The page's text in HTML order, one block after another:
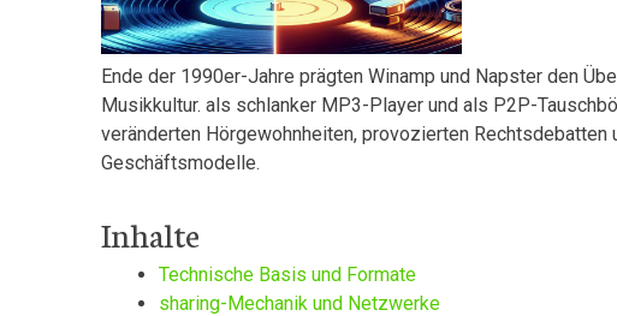
Ende der 1990er-Jahre prägten Winamp und Napster den
Musikkultur. als schlanker MP3-Player und als P2P-
veränderten Hörgewohnheiten, provozierten
Geschäftsmodelle.
Inhalte
Technische Basis und Formate
sharing-Mechanik und Netzwerke